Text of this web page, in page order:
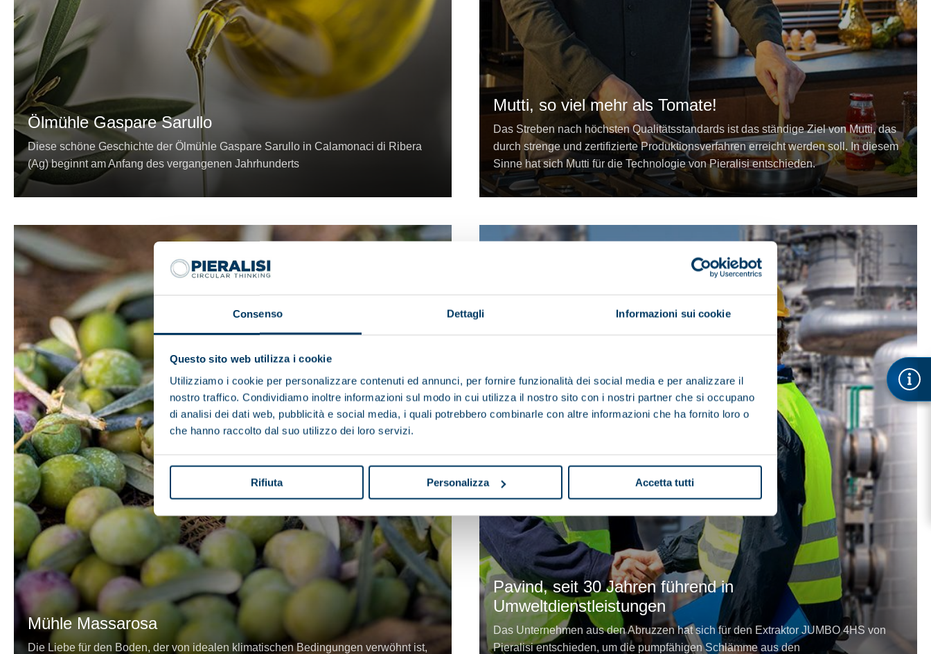
Consenso Dettagli Informazioni sui cookie
Questo sito web utilizza i cookie
Utilizziamo i cookie per personalizzare contenuti ed annunci, per fornire funzionalità dei social media e per analizzare il
nostro traffico. Condividiamo inoltre informazioni sul modo in cui utilizza il nostro sito con i nostri partner che si occupano
di analisi dei dati web, pubblicità e social media, i quali potrebbero combinarle con altre informazioni che ha fornito loro o
che hanno raccolto dal suo utilizzo dei loro servizi.
Rifiuta Personalizza Accetta tutti
Ölmühle Gaspare Sarullo
Diese schöne Geschichte der Ölmühle Gaspare Sarullo in Calamonaci di Ribera
(Ag) beginnt am Anfang des vergangenen Jahrhunderts
Mutti, so viel mehr als Tomate!
Das Streben nach höchsten Qualitätsstandards ist das ständige Ziel von Mutti, das
durch strenge und zertifizierte Produktionsverfahren erreicht werden soll. In diesem
Sinne hat sich Mutti für die Technologie von Pieralisi entschieden.
Mühle Massarosa
Die Liebe für den Boden, der von idealen klimatischen Bedingungen verwöhnt ist,
Pavind, seit 30 Jahren führend in
Umweltdienstleistungen
Das Unternehmen aus den Abruzzen hat sich für den Extraktor JUMBO 4HS von
Pieralisi entschieden, um die pumpfähigen Schlämme aus den